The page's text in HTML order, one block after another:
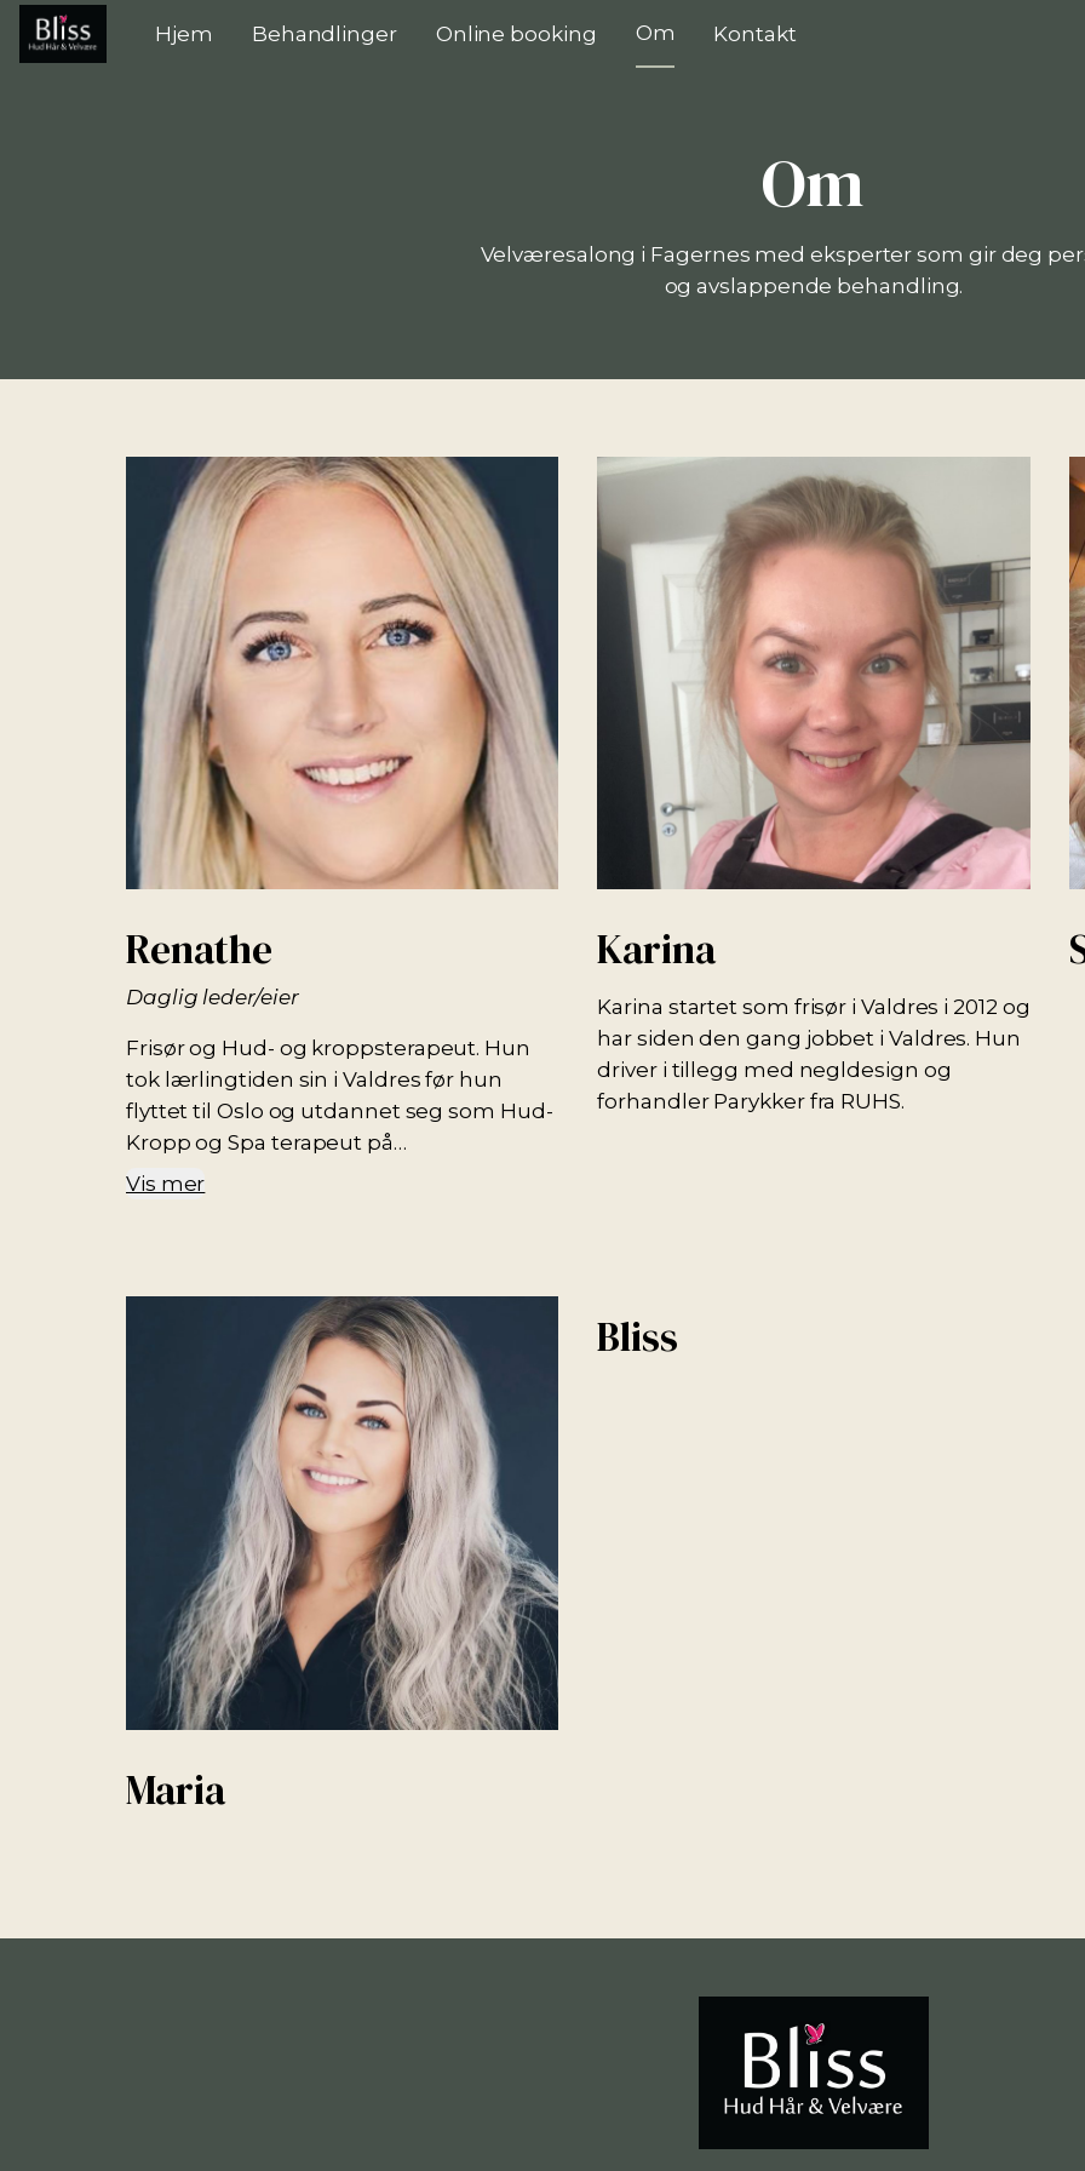
Hjem Behandlinger Online booking Om Kontakt
Om
Velværesalong i Fagernes med eksperter som gir deg
og avslappende behandling.
Renathe
Daglig leder/eier
Frisør og Hud- og kroppsterapeut. Hun
tok lærlingtiden sin i Valdres før hun
flyttet til Oslo og utdannet seg som Hud-
Kropp og Spa terapeut på
Hudpleieakademiet. Startet opp Bliss i
Vis mer
Karina
Karina startet som frisør i Valdres i 2012 og
har siden den gang jobbet i Valdres. Hun
driver i tillegg med negldesign og
forhandler Parykker fra RUHS.
Maria
Bliss